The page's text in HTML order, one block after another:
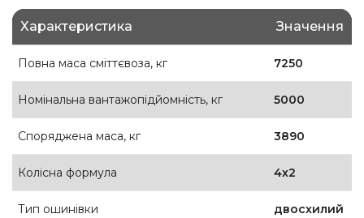
Характеристика Значення
Повна маса сміттєвоза, кг 7250
Номінальна вантажопідйомність, кг 5000
Споряджена маса, кг 3890
Колісна формула 4х2
Тип ошинівки двосхилий